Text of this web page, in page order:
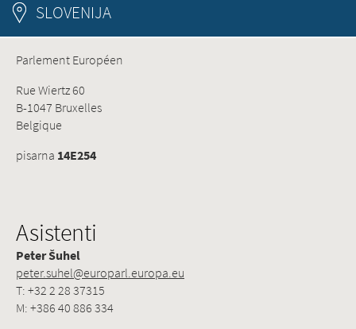
SLOVENIJA
Parlement Européen
Rue Wiertz 60
B-1047 Bruxelles
Belgique
pisarna 14E254
Asistenti
Peter Šuhel
peter.suhel@europarl.europa.eu
T: +32 2 28 37315
M: +386 40 886 334